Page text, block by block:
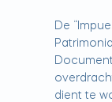
De
dient te